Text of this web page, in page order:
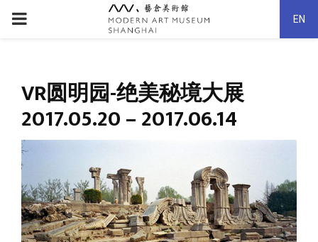
PRIMARY
EN
VR圆明园-绝美秘境大展
2017.05.20 – 2017.06.14